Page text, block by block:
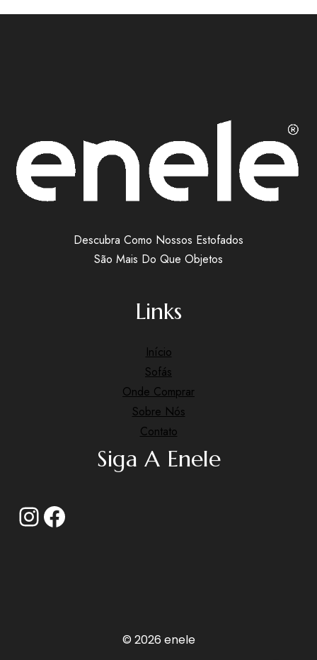
Descubra Como Nossos Estofados
São Mais Do Que Objetos
Links
Início
Sofás
Onde Comprar
Sobre Nós
Contato
Siga A Enele
© 2026 enele